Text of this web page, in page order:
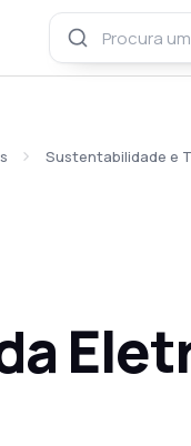
Sustentabilidade e